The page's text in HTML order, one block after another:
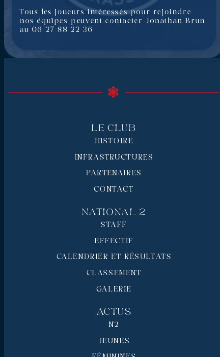
Tous les joueurs intéressés pour rejoindre
nos équipes peuvent contacter Jonathan Brun
au 06 27 88 22 36
Le Club
HISTOIRE
INFRASTRUCTURES
PARTENAIRES
CONTACT
National 2
STAFF
EFFECTIF
CALENDRIER ET RÉSULTATS
CLASSEMENT
GALERIE
Actus
N2
JEUNES